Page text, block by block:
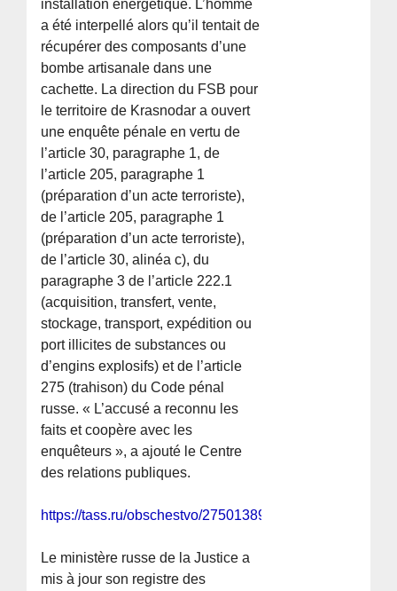
installation énergétique. L’homme
a été interpellé alors qu’il tentait de
récupérer des composants d’une
bombe artisanale dans une
cachette. La direction du FSB pour
le territoire de Krasnodar a ouvert
une enquête pénale en vertu de
l’article 30, paragraphe 1, de
l’article 205, paragraphe 1
(préparation d’un acte terroriste),
de l’article 205, paragraphe 1
(préparation d’un acte terroriste),
de l’article 30, alinéa c), du
paragraphe 3 de l’article 222.1
(acquisition, transfert, vente,
stockage, transport, expédition ou
port illicites de substances ou
d’engins explosifs) et de l’article
275 (trahison) du Code pénal
russe. « L’accusé a reconnu les
faits et coopère avec les
enquêteurs », a ajouté le Centre
des relations publiques.
https://tass.ru/obschestvo/27501389
Le ministère russe de la Justice a
mis à jour son registre des